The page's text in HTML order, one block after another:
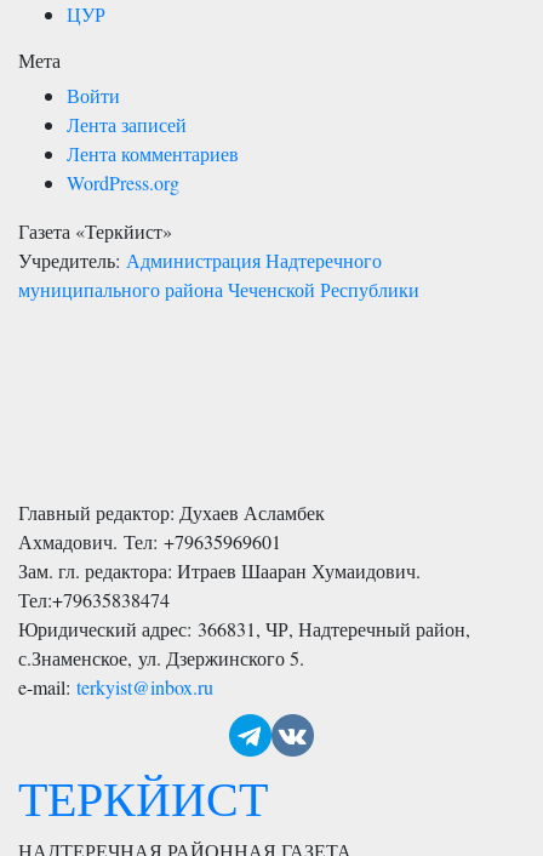
ЦУР
Мета
Войти
Лента записей
Лента комментариев
WordPress.org
Газета «Теркйист»
Учредитель: Администрация Надтеречного
муниципального района Чеченской Республики
Главный редактор: Духаев Асламбек
Ахмадович. Тел: +79635969601
Зам. гл. редактора: Итраев Шааран Хумаидович.
Тел:+79635838474
Юридический адрес: 366831, ЧР, Надтеречный район,
с.Знаменское, ул. Дзержинского 5.
e-mail: terkyist@inbox.ru
ТЕРКЙИСТ